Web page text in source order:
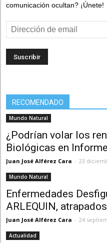
comunicación ocultan? ¡Únete!
Dirección
de
email
RECOMENDADO
Mundo Natural
¿Podrían volar los
Biológicas en
Juan José Alférez Cara - 23
Mundo Natural
Enfermedades
ARLEQUIN,
Juan José Alférez Cara - 24
Actualidad